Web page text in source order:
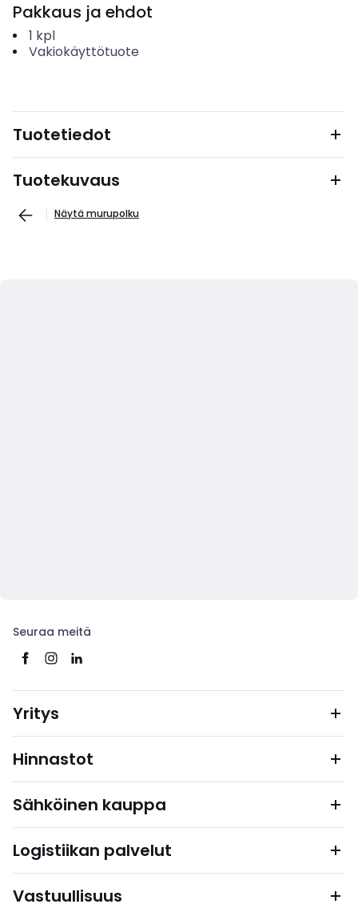
Pakkaus ja ehdot
1 kpl
Vakiokäyttötuote
Tuotetiedot
Tuotekuvaus
Näytä murupolku
Seuraa meitä
Yritys
Hinnastot
Sähköinen kauppa
Logistiikan palvelut
Vastuullisuus